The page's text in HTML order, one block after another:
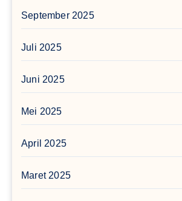
September 2025
Juli 2025
Juni 2025
Mei 2025
April 2025
Maret 2025